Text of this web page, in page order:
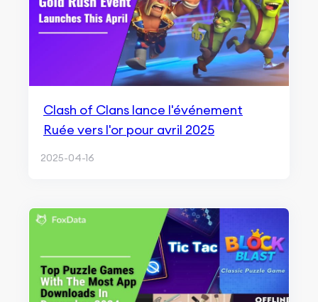
Clash of Clans lance l'événement
Ruée vers l'or pour avril 2025
2025-04-16